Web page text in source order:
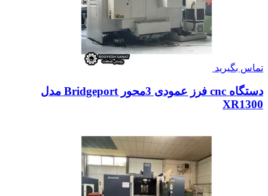
تماس بگیرید
دستگاه cnc فرز عمودی 3محور Bridgeport مدل
XR1300